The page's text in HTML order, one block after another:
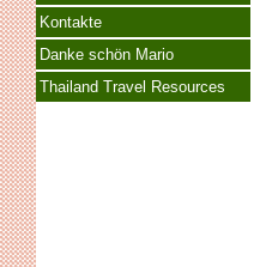
Kontakte
Danke schön Mario
Thailand Travel Resources